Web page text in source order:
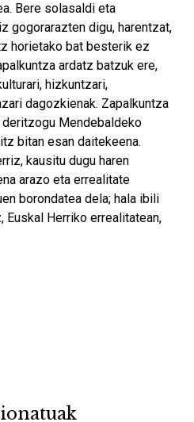
Bere solasaldi eta
gogorarazten digu, harentzat,
horietako bat besterik ez
ardatz batzuk ere,
hizkuntzari,
dagozkienak. Zapalkuntza
Mendebaldeko
bitan esan daitekeena.
kausitu dugu haren
arazo eta errealitate
borondatea dela; hala ibili
Euskal Herriko errealitatean,